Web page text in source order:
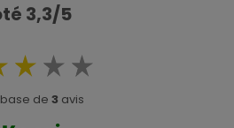
3,3/5
de 3 avis